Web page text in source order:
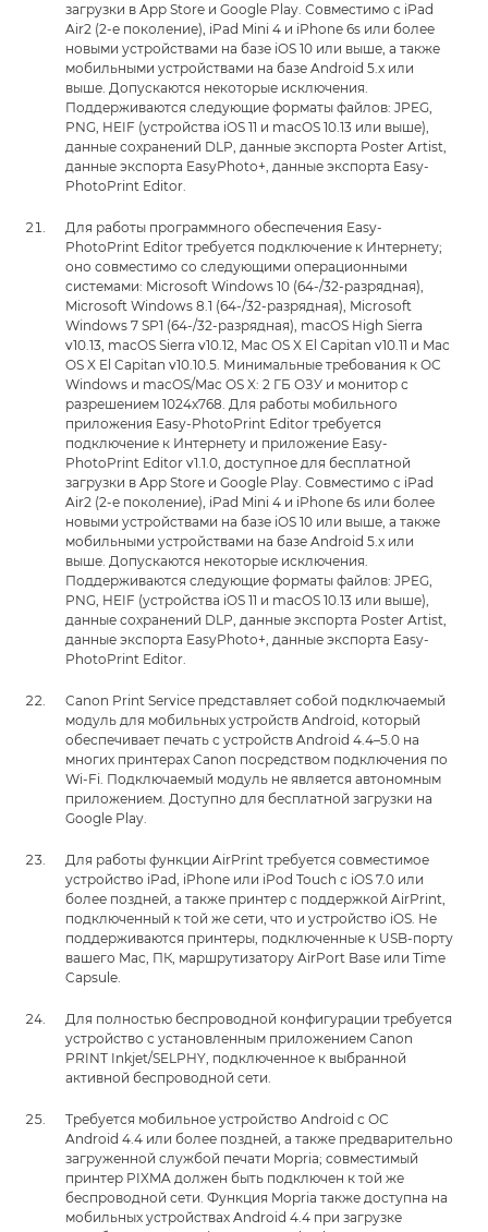
загрузки в App Store и Google Play. Совместимо с iPad
Air2 (2-е поколение), iPad Mini 4 и iPhone 6s или более
новыми устройствами на базе iOS 10 или выше, а также
мобильными устройствами на базе Android 5.x или
выше. Допускаются некоторые исключения.
Поддерживаются следующие форматы файлов: JPEG,
PNG, HEIF (устройства iOS 11 и macOS 10.13 или выше),
данные сохранений DLP, данные экспорта Poster Artist,
данные экспорта EasyPhoto+, данные экспорта Easy-
PhotoPrint Editor.
Для работы программного обеспечения Easy-
PhotoPrint Editor требуется подключение к Интернету;
оно совместимо со следующими операционными
системами: Microsoft Windows 10 (64-/32-разрядная),
Microsoft Windows 8.1 (64-/32-разрядная), Microsoft
Windows 7 SP1 (64-/32-разрядная), macOS High Sierra
v10.13, macOS Sierra v10.12, Mac OS X El Capitan v10.11 и Mac
OS X El Capitan v10.10.5. Минимальные требования к ОС
Windows и macOS/Mac OS X: 2 ГБ ОЗУ и монитор с
разрешением 1024x768. Для работы мобильного
приложения Easy-PhotoPrint Editor требуется
подключение к Интернету и приложение Easy-
PhotoPrint Editor v1.1.0, доступное для бесплатной
загрузки в App Store и Google Play. Совместимо с iPad
Air2 (2-е поколение), iPad Mini 4 и iPhone 6s или более
новыми устройствами на базе iOS 10 или выше, а также
мобильными устройствами на базе Android 5.x или
выше. Допускаются некоторые исключения.
Поддерживаются следующие форматы файлов: JPEG,
PNG, HEIF (устройства iOS 11 и macOS 10.13 или выше),
данные сохранений DLP, данные экспорта Poster Artist,
данные экспорта EasyPhoto+, данные экспорта Easy-
PhotoPrint Editor.
Canon Print Service представляет собой подключаемый
модуль для мобильных устройств Android, который
обеспечивает печать с устройств Android 4.4–5.0 на
многих принтерах Canon посредством подключения по
Wi-Fi. Подключаемый модуль не является автономным
приложением. Доступно для бесплатной загрузки на
Google Play.
Для работы функции AirPrint требуется совместимое
устройство iPad, iPhone или iPod Touch с iOS 7.0 или
более поздней, а также принтер с поддержкой AirPrint,
подключенный к той же сети, что и устройство iOS. Не
поддерживаются принтеры, подключенные к USB-порту
вашего Mac, ПК, маршрутизатору AirPort Base или Time
Capsule.
Для полностью беспроводной конфигурации требуется
устройство с установленным приложением Canon
PRINT Inkjet/SELPHY, подключенное к выбранной
активной беспроводной сети.
Требуется мобильное устройство Android с ОС
Android 4.4 или более поздней, а также предварительно
загруженной службой печати Mopria; совместимый
принтер PIXMA должен быть подключен к той же
беспроводной сети. Функция Mopria также доступна на
мобильных устройствах Android 4.4 при загрузке